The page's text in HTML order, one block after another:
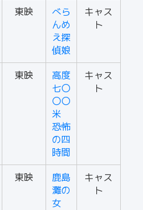
東映
べら
んめ
え探
偵娘
キャス
ト
東映
高度
七〇
〇〇
米
恐怖
の四
時間
キャス
ト
東映
鹿島
灘の
女
キャス
ト